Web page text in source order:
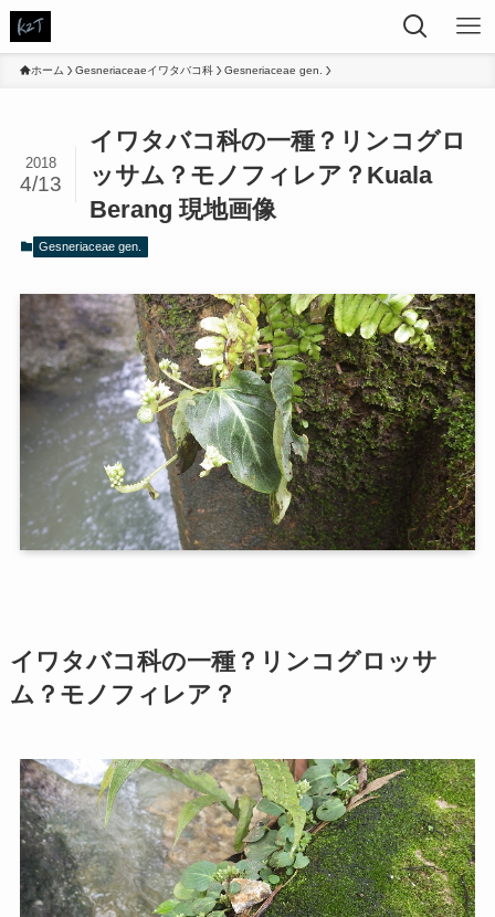
ホーム Gesneriaceaeイワタバコ科 Gesneriaceae gen.
イワタバコ科の一種？リンコグロ
ッサム？モノフィレア？Kuala
Berang 現地画像
2018
4/13
Gesneriaceae gen.
イワタバコ科の一種？リンコグロッサ
ム？モノフィレア？